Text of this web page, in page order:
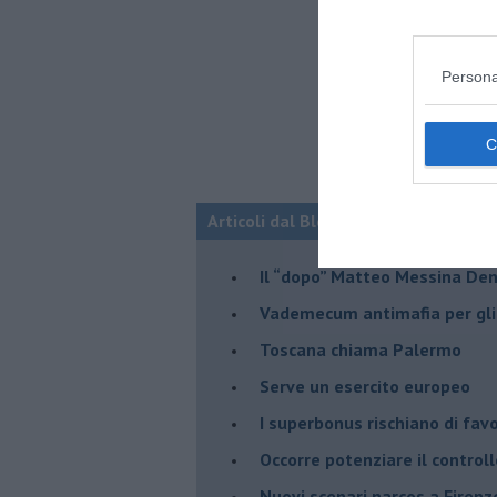
Articoli dal Blog “Legalità e non
Il “dopo” Matteo Messina
Vademecum antimafia per
Toscana chiama Palermo
Serve un esercito europeo
I superbonus rischiano di
Occorre potenziare il